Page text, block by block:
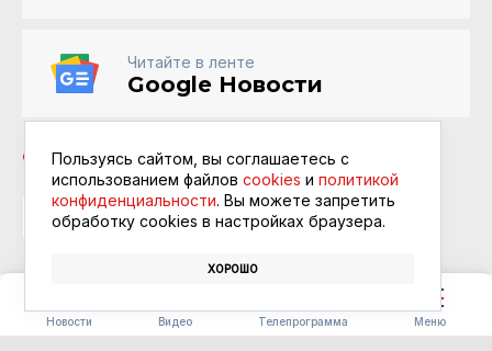
Новости Видео Телепрограмма Меню
Читайте в ленте
Google Новости
МОДА ЛЕТО
На большом экране в
Пользуясь сайтом, вы соглашаетесь с
использованием файлов cookies и политикой
конфиденциальности. Вы можете запретить
обработку сookies в настройках браузера.
ХОРОШО